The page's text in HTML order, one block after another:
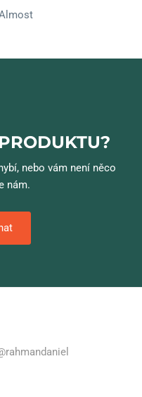
nebo vám není něco
nám.